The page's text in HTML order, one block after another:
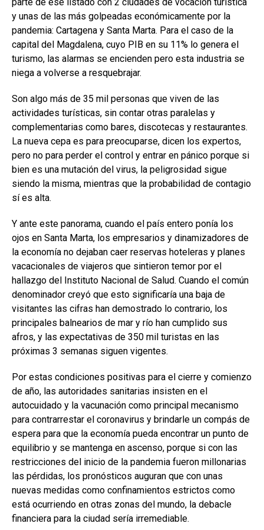
y unas de las más golpeadas económicamente por la
pandemia: Cartagena y Santa Marta. Para el caso de la
capital del Magdalena, cuyo PIB en su 11% lo genera el
turismo, las alarmas se encienden pero esta industria se
niega a volverse a resquebrajar.
Son algo más de 35 mil personas que viven de las
actividades turísticas, sin contar otras paralelas y
complementarias como bares, discotecas y restaurantes.
La nueva cepa es para preocuparse, dicen los expertos,
pero no para perder el control y entrar en pánico porque si
bien es una mutación del virus, la peligrosidad sigue
siendo la misma, mientras que la probabilidad de contagio
sí es alta.
Y ante este panorama, cuando el país entero ponía los
ojos en Santa Marta, los empresarios y dinamizadores de
la economía no dejaban caer reservas hoteleras y planes
vacacionales de viajeros que sintieron temor por el
hallazgo del Instituto Nacional de Salud. Cuando el común
denominador creyó que esto significaría una baja de
visitantes las cifras han demostrado lo contrario, los
principales balnearios de mar y río han cumplido sus
afros, y las expectativas de 350 mil turistas en las
próximas 3 semanas siguen vigentes.
Por estas condiciones positivas para el cierre y comienzo
de año, las autoridades sanitarias insisten en el
autocuidado y la vacunación como principal mecanismo
para contrarrestar el coronavirus y brindarle un compás de
espera para que la economía pueda encontrar un punto de
equilibrio y se mantenga en ascenso, porque si con las
restricciones del inicio de la pandemia fueron millonarias
las pérdidas, los pronósticos auguran que con unas
nuevas medidas como confinamientos estrictos como
está ocurriendo en otras zonas del mundo, la debacle
financiera para la ciudad sería irremediable.